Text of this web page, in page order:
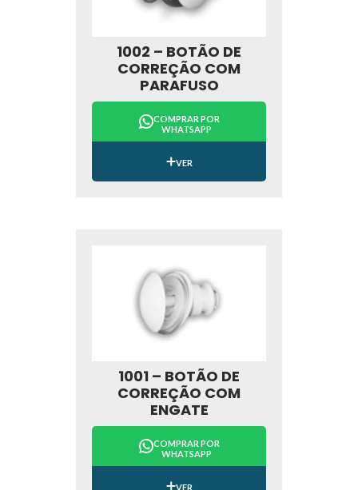
1002 – BOTÃO DE
CORREÇÃO COM
PARAFUSO
COMPRAR POR
WHATSAPP
VER
1001 – BOTÃO DE
CORREÇÃO COM
ENGATE
COMPRAR POR
WHATSAPP
VER